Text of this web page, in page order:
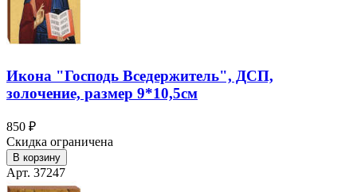
Икона "Господь Вседержитель", ДСП,
золочение, размер 9*10,5см
850 ₽
Скидка ограничена
В корзину
Арт. 37247